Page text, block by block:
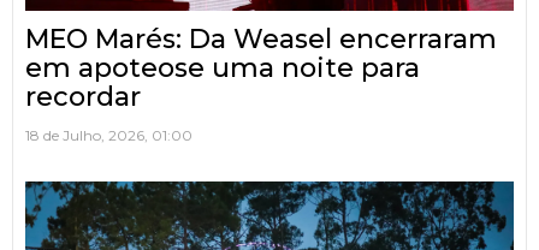
MEO Marés: Da Weasel encerraram
em apoteose uma noite para
recordar
18 de Julho, 2026, 01:00